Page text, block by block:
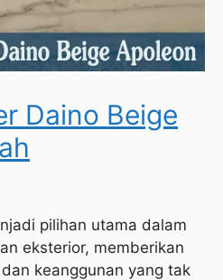
Daino Beige
pilihan utama dalam
eksterior, memberikan
keanggunan yang tak